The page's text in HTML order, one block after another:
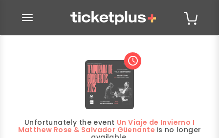
desplegar navegación
access_time
Unfortunately the event Un Viaje de Invierno I
Matthew Rose & Salvador Güenante is no longer